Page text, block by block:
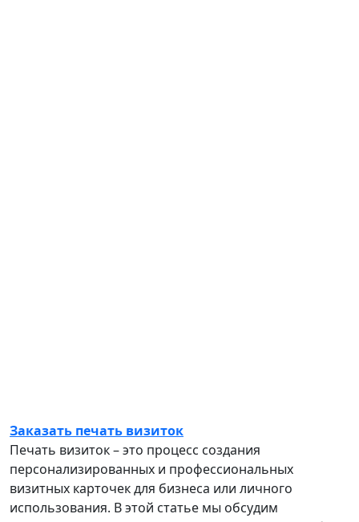
Заказать печать визиток
Печать визиток – это процесс создания
персонализированных и профессиональных
визитных карточек для бизнеса или личного
использования. В этой статье мы обсудим